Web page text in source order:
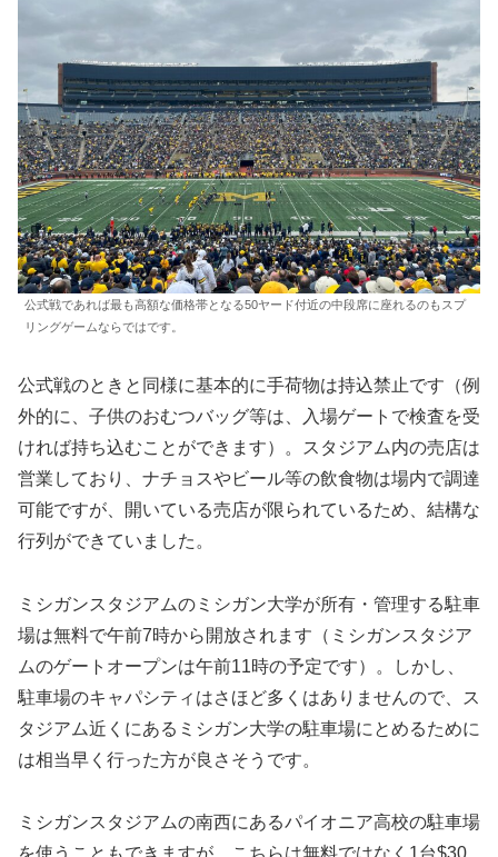
公式戦であれば最も高額な価格帯となる50ヤード付近の中段席に座れるのもスプ
リングゲームならではです。
公式戦のときと同様に基本的に手荷物は持込禁止です（例
外的に、子供のおむつバッグ等は、入場ゲートで検査を受
ければ持ち込むことができます）。スタジアム内の売店は
営業しており、ナチョスやビール等の飲食物は場内で調達
可能ですが、開いている売店が限られているため、結構な
行列ができていました。
ミシガンスタジアムのミシガン大学が所有・管理する駐車
場は無料で午前7時から開放されます（ミシガンスタジア
ムのゲートオープンは午前11時の予定です）。しかし、
駐車場のキャパシティはさほど多くはありませんので、ス
タジアム近くにあるミシガン大学の駐車場にとめるために
は相当早く行った方が良さそうです。
ミシガンスタジアムの南西にあるパイオニア高校の駐車場